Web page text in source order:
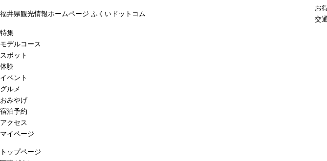
福井県観光情報ホームページ ふくいドットコム
お
交
特集
モデルコース
スポット
体験
イベント
グルメ
おみやげ
宿泊予約
アクセス
マイページ
トップページ